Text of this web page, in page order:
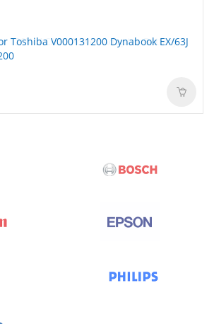
Toshiba V000131200 Dynabook EX/63J